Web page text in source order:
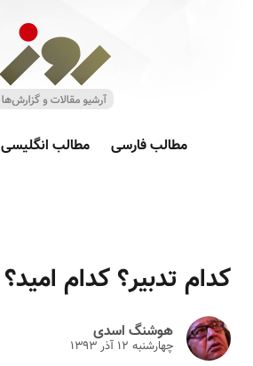
مطالب فارسی مطالب انگلیسی
کدام تدبیر؟ کدام امید؟
هوشنگ اسدی
چهارشنبه ۱۲ آذر ۱۳۹۳